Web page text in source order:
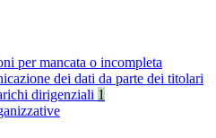
per mancata o incompleta
dei dati da parte dei titolari
dirigenziali 1